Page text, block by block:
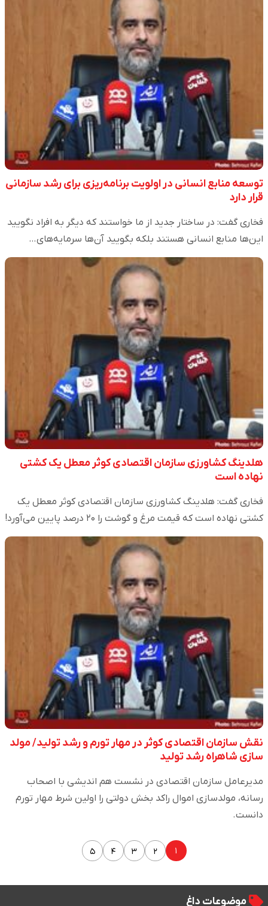
توسعه منابع انسانی در اولویت برنامه‌ریزی برای رشد سازمانی
قرار دارد
فخاری گفت: در ساختار جدید از ما خواستند که دیگر به افراد نگویید
این‌ها منابع انسانی هستند بلکه بگویید آن‌ها سرمایه‌های…
هلدینگ کشاورزی سازمان اقتصادی کوثر معطل یک کشتی
نهاده است
فخاری گفت: هلدینگ کشاورزی سازمان اقتصادی کوثر معطل یک
کشتی نهاده است که قیمت مرغ و گوشت را ۲۰ درصد پایین می‌آورد!
نقش سازمان اقتصادی کوثر در مهار تورم و رشد تولید/ مولد
سازی شاهراه رشد تولید
مدیرعامل سازمان اقتصادی در نشست هم اندیشی با اصحاب
رسانه، مولدسازی اموال راکد بخش دولتی را اولین شرط مهار تورم
دانست.
۱ ۲ ۳ ۴ ۵
موضوعات داغ